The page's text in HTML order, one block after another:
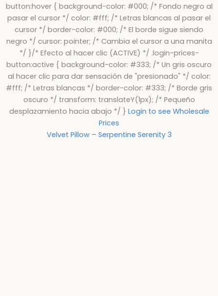
button:hover { background-color: #000; /* Fondo negro al
pasar el cursor */ color: #fff; /* Letras blancas al pasar el
cursor */ border-color: #000; /* El borde sigue siendo
negro */ cursor: pointer; /* Cambia el cursor a una manita
*/ }/* Efecto al hacer clic (ACTIVE) */ .login-prices-
button:active { background-color: #333; /* Un gris oscuro
al hacer clic para dar sensación de "presionado" */ color:
#fff; /* Letras blancas */ border-color: #333; /* Borde gris
oscuro */ transform: translateY(1px); /* Pequeño
desplazamiento hacia abajo */ } Login to see Wholesale
Prices
Velvet Pillow – Serpentine Serenity 3